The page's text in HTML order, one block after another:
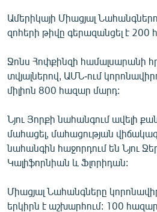
ՏԵՍԱՆՅՈՒԹԵՐ
ՁԳՏԵԼՈՎ ԼԱՎԱԳՈՒՅՆԻՆ
ՓՈԴՔԱՍԹ
Հայերեն
English
Русский
ՀԵՏԵՎԵՔ ՄԵԶ
Ամերիկայի Միացյալ
զոհերի թիվը գերազանցել է 200
Ջոնս Հոփքինզի համալսարանի
տվյալներով, ԱՄՆ-ում
միլիոն 800 հազար մարդ:
Նյու Յորքի նահանգում ավելի
մահացել, մահացության
նահանգին հաջորդում են Նյու
Կալիֆորնիան և Ֆլորիդան:
Միացյալ Նահանգները
երկիրն է աշխարհում: 100